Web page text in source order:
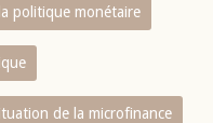
politique monétaire
de la microfinance